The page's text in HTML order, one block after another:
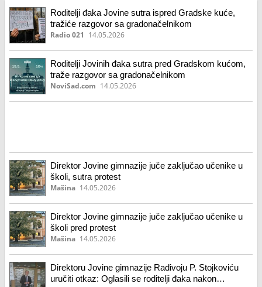
Roditelji đaka Jovine sutra ispred Gradske kuće,
tražiće razgovor sa gradonačelnikom
Radio 021 14.05.2026
Roditelji Jovinih đaka sutra pred Gradskom kućom,
traže razgovor sa gradonačelnikom
NoviSad.com 14.05.2026
Direktor Jovine gimnazije juče zaključao učenike u
školi, sutra protest
Mašina 14.05.2026
Direktor Jovine gimnazije juče zaključao učenike u
školi pred protest
Mašina 14.05.2026
Direktoru Jovine gimnazije Radivoju P. Stojkoviću
uručiti otkaz: Oglasili se roditelji đaka nakon